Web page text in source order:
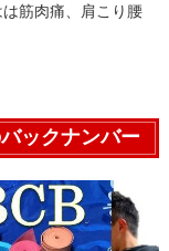
筋肉痛、肩こり腰
ックナンバー